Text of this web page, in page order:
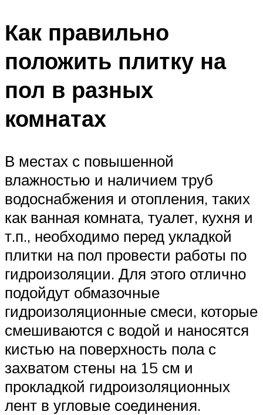
Как правильно
положить плитку на
пол в разных
комнатах
В местах с повышенной
влажностью и наличием труб
водоснабжения и отопления, таких
как ванная комната, туалет, кухня и
т.п., необходимо перед укладкой
плитки на пол провести работы по
гидроизоляции. Для этого отлично
подойдут обмазочные
гидроизоляционные смеси, которые
смешиваются с водой и наносятся
кистью на поверхность пола с
захватом стены на 15 см и
прокладкой гидроизоляционных
лент в угловые соединения.